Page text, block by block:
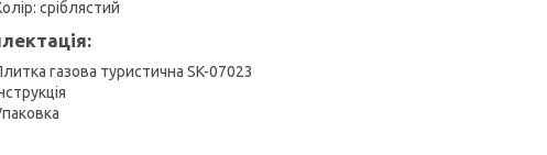
сріблястий
газова туристична SK-07023